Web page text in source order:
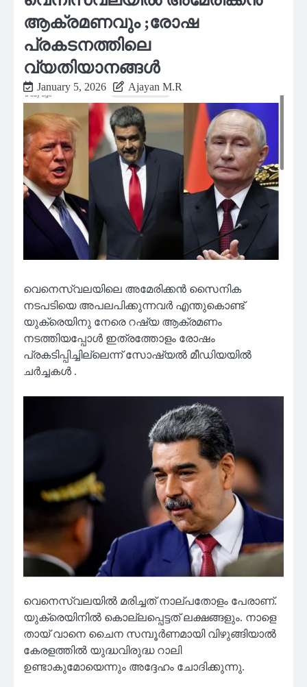
ആക്രമണവും ;രോഷ
പ്രകടനത്തിലെ
വ്യതിയാനങ്ങൾ
January 5, 2026 Ajayan M.R
വെനെസ്വലയിലെ അമേരിക്കൻ സൈനിക
നടപടിയെ അപലപിക്കുന്നവർ എന്തുകൊണ്ട്
യുക്രെയിനു നേരെ റഷ്യ ആക്രമണം
നടത്തിയപ്പോൾ ഇത്രത്തോളം രോഷം
പ്രകടിപ്പിച്ചില്ലെന്ന് സോഷ്യൽ മീഡിയയിൽ
ചർച്ചകൾ .
വെനെസ്വലയിൽ മരിച്ചത് നാല്പതോളം പേരാണ്.
യുക്രെയിനിൽ കൊല്ലപ്പെട്ടത് ലക്ഷങ്ങളും. നാളെ
തായ് വാനെ ചൈന സമ്പൂർണമായി വിഴുങ്ങിയാൽ
കേരളത്തിൽ യുദ്ധവിരുദ്ധ റാലി
ഉണ്ടാകുമോയെന്നും അദ്ദേഹം ചോദിക്കുന്നു.